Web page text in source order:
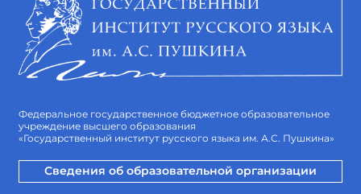
Федеральное государственное бюджетное образовательное
учреждение высшего образования
«Государственный институт русского языка им. А.С. Пушкина»
Сведения об образовательной организации